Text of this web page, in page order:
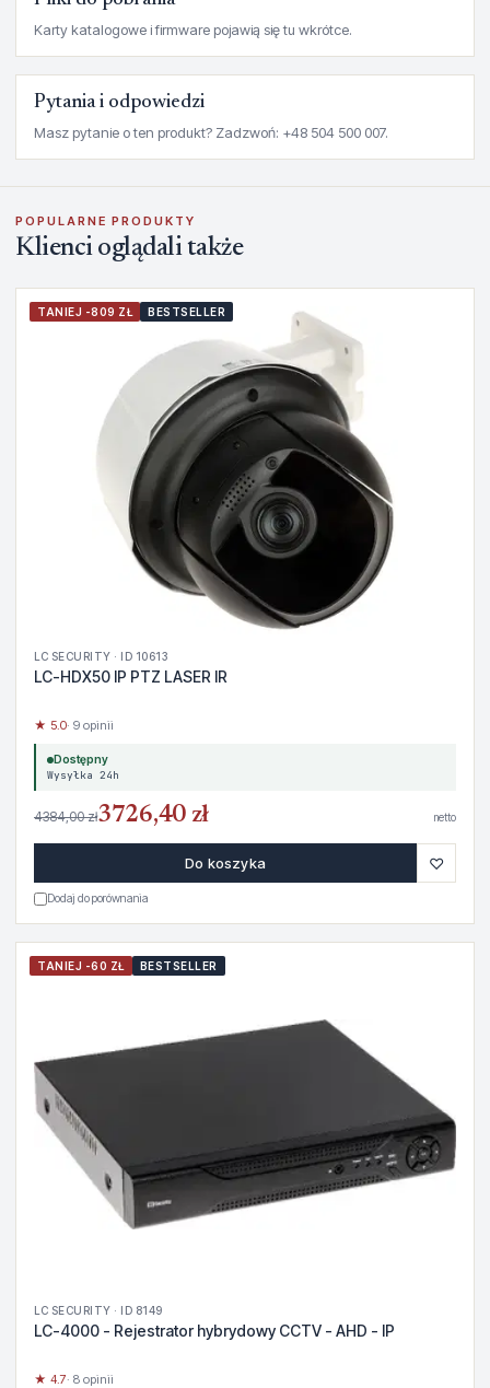
Karty katalogowe i firmware pojawią się tu wkrótce.
Pytania i odpowiedzi
Masz pytanie o ten produkt? Zadzwoń: +48 504 500 007.
POPULARNE PRODUKTY
Klienci oglądali także
TANIEJ -809 ZŁ BESTSELLER
LC SECURITY · ID 10613
LC-HDX50 IP PTZ LASER IR
★ 5.0· 9 opinii
Dostępny
Wysyłka 24h
4384,00 zł3726,40 zł netto
Do koszyka ♡
Dodaj do porównania
TANIEJ -60 ZŁ BESTSELLER
LC SECURITY · ID 8149
LC-4000 - Rejestrator hybrydowy CCTV - AHD - IP
★ 4.7· 8 opinii